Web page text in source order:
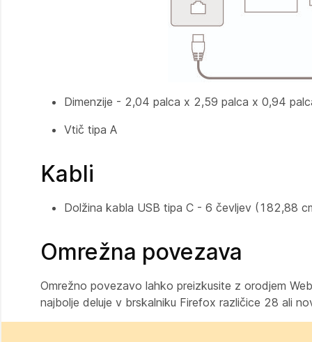
Dimenzije - 2,04 palca x 2,59 palca x 0,94
Vtič tipa A
Kabli
Dolžina kabla USB tipa C - 6 čevljev (182,88
Omrežna povezava
Omrežno povezavo lahko preizkusite z orodjem
najbolje deluje v brskalniku Firefox različice 28 ali